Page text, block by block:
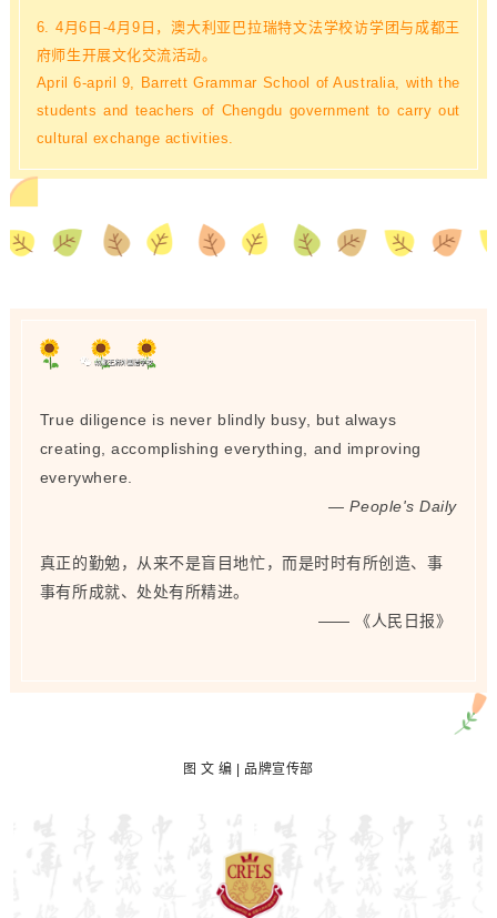
6. 4月6日-4月9日，澳大利亚巴拉瑞特文法学校访学团与成都王
府师生开展文化交流活动。
April 6-april 9, Barrett Grammar School of Australia, with the
students and teachers of Chengdu government to carry out
cultural exchange activities.
True diligence is never blindly busy, but always
creating, accomplishing everything, and improving
everywhere.
— People's Daily
真正的勤勉，从来不是盲目地忙，而是时时有所创造、事
事有所成就、处处有所精进。
—— 《人民日报》
图 文 编 | 品牌宣传部